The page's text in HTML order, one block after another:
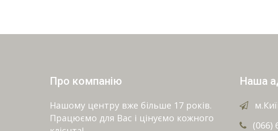
Про компанію
Нашому центру вже більше 17 років.
Працюємо для Вас і цінуємо кожного
Наша
(066)